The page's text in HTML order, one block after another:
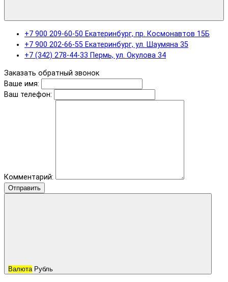
+7 900 209-60-50 Екатеринбург, пр. Космонавтов 15Б
+7 900 202-66-55 Екатеринбург, ул. Шаумяна 35
+7 (342) 278-44-33 Пермь, ул. Окулова 34
Заказать обратный звонок
Ваше имя:
Ваш телефон:
Комментарий:
Отправить
Валюта Рубль